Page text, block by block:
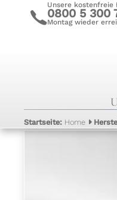
c
Unsere kostenfreie
0800 5 300
Montag wieder
Startseite: Home